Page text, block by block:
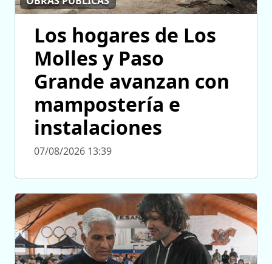
Los hogares de Los
Molles y Paso
Grande avanzan con
mampostería e
instalaciones
07/08/2026 13:39